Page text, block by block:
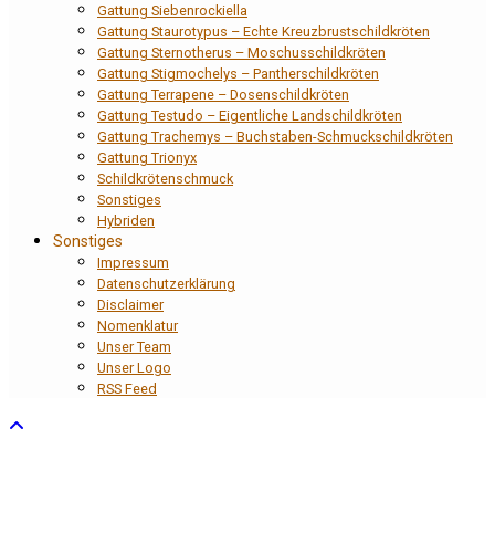
Gattung Siebenrockiella
Gattung Staurotypus – Echte Kreuzbrustschildkröten
Gattung Sternotherus – Moschusschildkröten
Gattung Stigmochelys – Pantherschildkröten
Gattung Terrapene – Dosenschildkröten
Gattung Testudo – Eigentliche Landschildkröten
Gattung Trachemys – Buchstaben-Schmuckschildkröten
Gattung Trionyx
Schildkrötenschmuck
Sonstiges
Hybriden
Sonstiges
Impressum
Datenschutzerklärung
Disclaimer
Nomenklatur
Unser Team
Unser Logo
RSS Feed